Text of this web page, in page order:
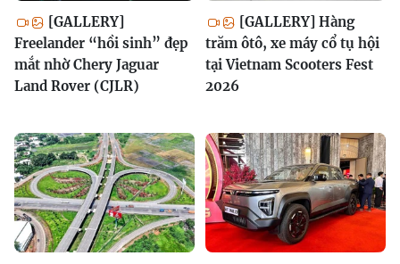
[GALLERY]
Freelander “hồi sinh” đẹp
mắt nhờ Chery Jaguar
Land Rover (CJLR)
[GALLERY] Hàng
trăm ôtô, xe máy cổ tụ hội
tại Vietnam Scooters Fest
2026